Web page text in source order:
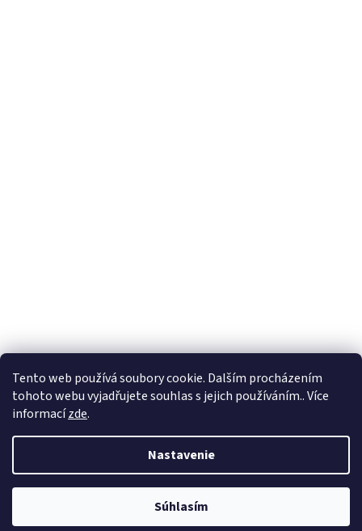
Tento web používá soubory cookie. Dalším procházením
tohoto webu vyjadřujete souhlas s jejich používáním.. Více
informacízde.
Nastavenie
Súhlasím
Copyright ©2012 - 2026Oblieckypreskolky.sk, Malé náměstí 104,
Frýdek-Místek, 73801